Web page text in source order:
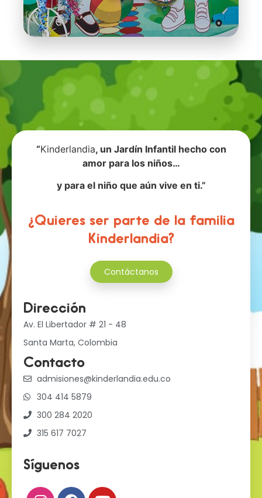
“Kinderlandia, un Jardín Infantil hecho con
amor para los niños…
y para el niño que aún vive en ti.”
¿Quieres ser parte de la familia
Kinderlandia?
Contáctanos
Dirección
Av. El Libertador # 21 - 48
Santa Marta, Colombia
Contacto
admisiones@kinderlandia.edu.co
304 414 5879
300 284 2020
315 617 7027
Síguenos